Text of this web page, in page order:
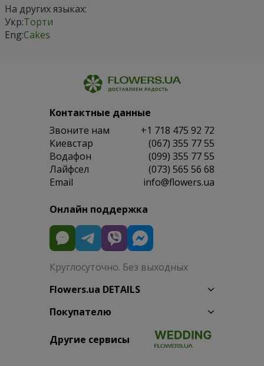
На других языках:
Укр:Торти
Eng:Cakes
Контактные данные
Звоните нам
+1 718 475 92 72
Киевстар
(067) 355 77 55
Водафон
(099) 355 77 55
Лайфсел
(073) 565 56 68
Email
info@flowers.ua
Онлайн поддержка
Круглосуточно. Без выходных
Flowers.ua DETAILS
Покупателю
Другие сервисы